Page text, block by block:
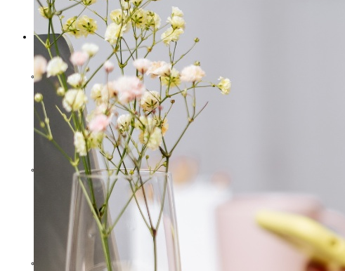
HAN MÖRDADES?
EKONOMI
LÅN OCH
SKULDEBREV – ENKEL
OCH GRATIS MALL
FÖRBÄTTRA DIN
PRIVATA EKONOMI MED
EN BUDGET!